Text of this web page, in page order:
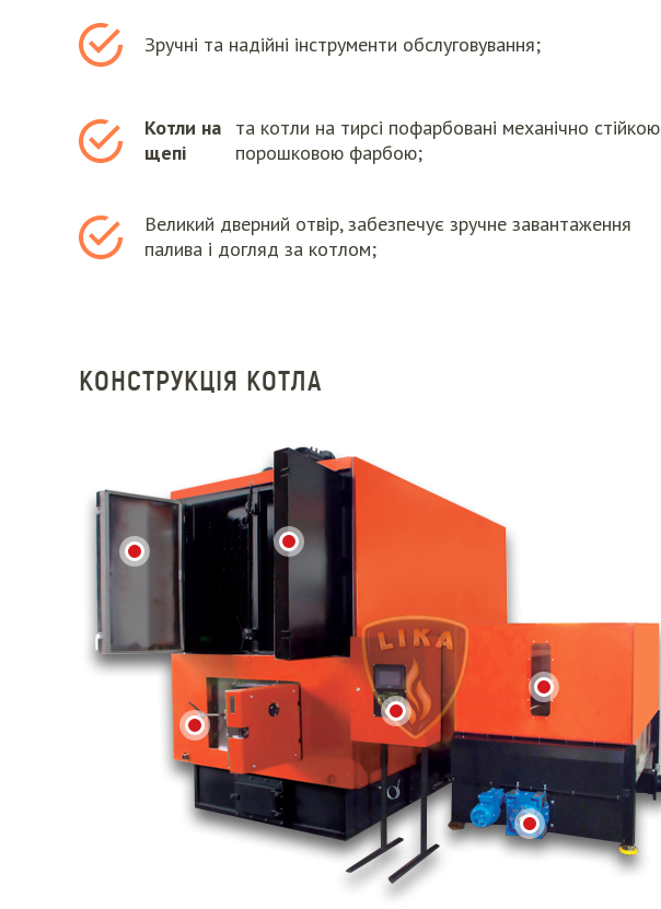
Зручні та надійні інструменти обслуговування;
Котли на
щепі
та котли на тирсі пофарбовані механічно стійкою
порошковою фарбою;
Великий дверний отвір, забезпечує зручне завантаження
палива і догляд за котлом;
КОНСТРУКЦІЯ КОТЛА